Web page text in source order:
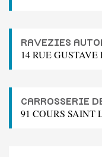
RAVEZIES
14 RUE
CARROSSERIE
91 COURS SAINT